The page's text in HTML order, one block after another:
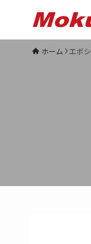
ホーム エボ